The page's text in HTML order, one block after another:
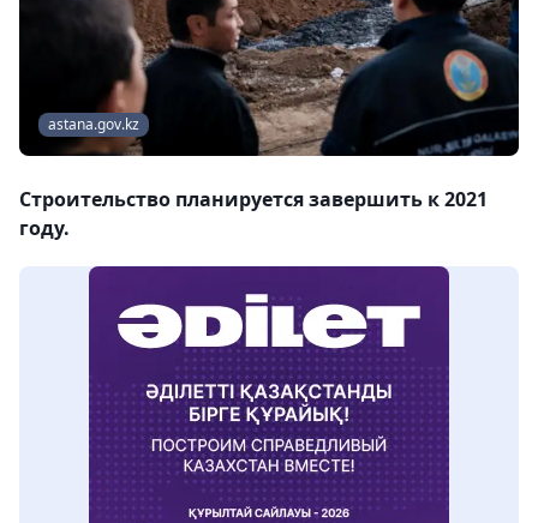
astana.gov.kz
Строительство планируется завершить к 2021
году.